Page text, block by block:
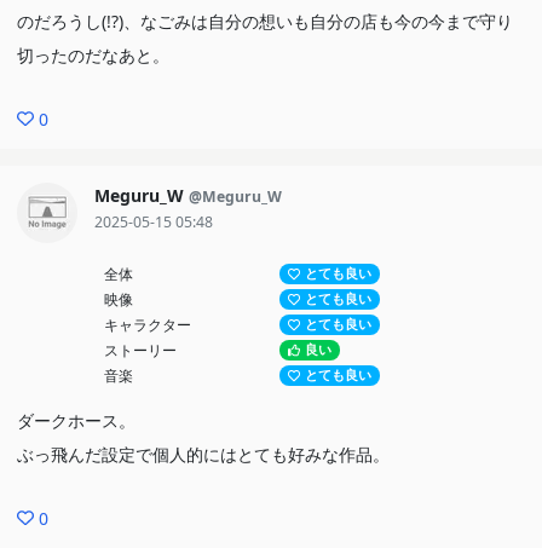
のだろうし(!?)、なごみは自分の想いも自分の店も今の今まで守り
切ったのだなあと。
0
Meguru_W @Meguru_W
2025-05-15 05:48
全体 とても良い
映像 とても良い
キャラクター とても良い
ストーリー 良い
音楽 とても良い
ダークホース。
ぶっ飛んだ設定で個人的にはとても好みな作品。
0